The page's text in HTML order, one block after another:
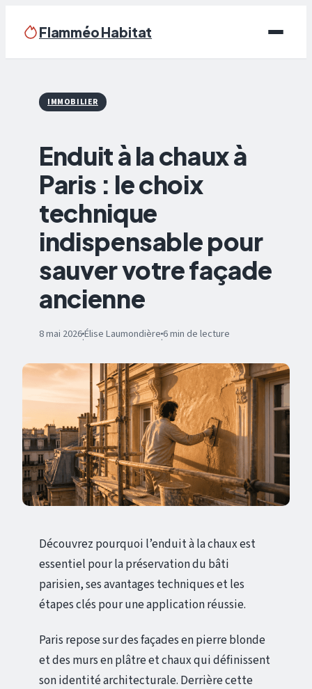
Flamméo Habitat
Écologie & Énergie
Bricolage
Immobilier
Déco
IMMOBILIER
Enduit à la chaux à
Paris : le choix
technique
indispensable pour
sauver votre façade
ancienne
8 mai 2026·Élise Laumondière·6 min de lecture
Découvrez pourquoi l’enduit à la chaux est
essentiel pour la préservation du bâti
parisien, ses avantages techniques et les
étapes clés pour une application réussie.
Paris repose sur des façades en pierre blonde
et des murs en plâtre et chaux qui définissent
son identité architecturale. Derrière cette